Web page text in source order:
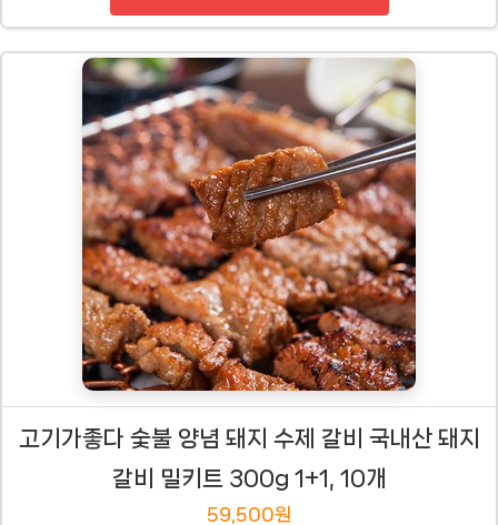
고기가좋다 숯불 양념 돼지 수제 갈비 국내산 돼지
갈비 밀키트 300g 1+1, 10개
59,500원